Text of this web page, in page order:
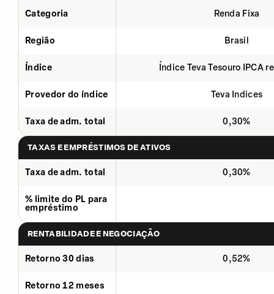
Categoria Renda Fixa
Região Brasil
Índice Índice Teva Tesouro IPCA
Provedor do índice Teva Indices
Taxa de adm. total 0,30%
TAXAS E EMPRÉSTIMOS DE ATIVOS
Taxa de adm. total 0,30%
% limite do PL para
empréstimo
RENTABILIDADE E NEGOCIAÇÃO
Retorno 30 dias 0,52%
Retorno 12 meses